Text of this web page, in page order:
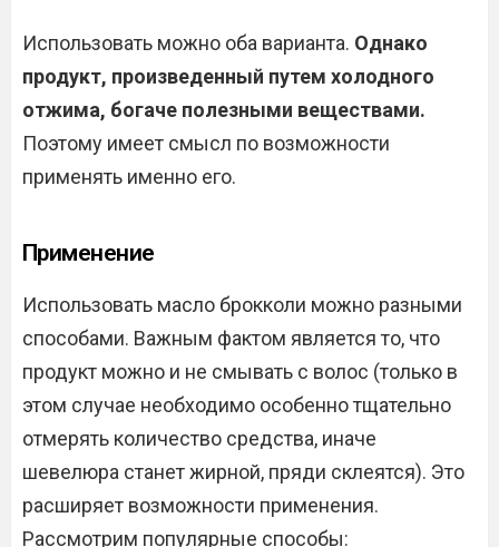
Использовать можно оба варианта. Однако
продукт, произведенный путем холодного
отжима, богаче полезными веществами.
Поэтому имеет смысл по возможности
применять именно его.
Применение
Использовать масло брокколи можно разными
способами. Важным фактом является то, что
продукт можно и не смывать с волос (только в
этом случае необходимо особенно тщательно
отмерять количество средства, иначе
шевелюра станет жирной, пряди склеятся). Это
расширяет возможности применения.
Рассмотрим популярные способы: